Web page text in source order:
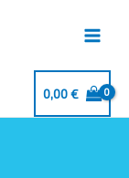
0,00€